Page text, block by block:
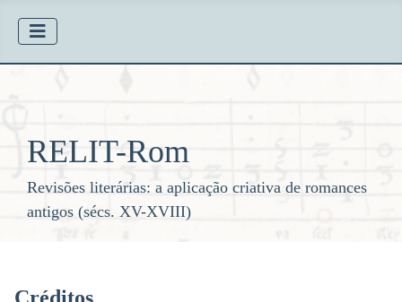
RELIT-Rom
Revisões literárias: a aplicação criativa de romances
antigos (sécs. XV-XVIII)